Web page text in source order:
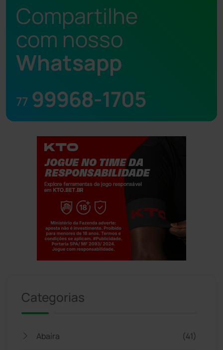
Compartilhe
com nosso
Whatsapp
77 99968-1705
Categorias
Abaíra (41)